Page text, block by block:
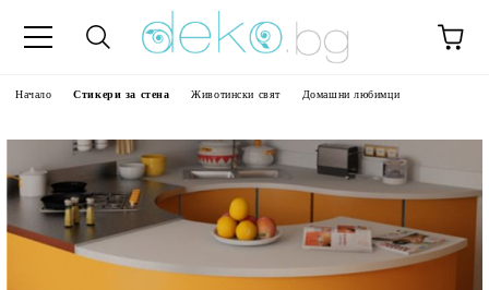
Начало Стикери за стена Животински свят Домашни любимци